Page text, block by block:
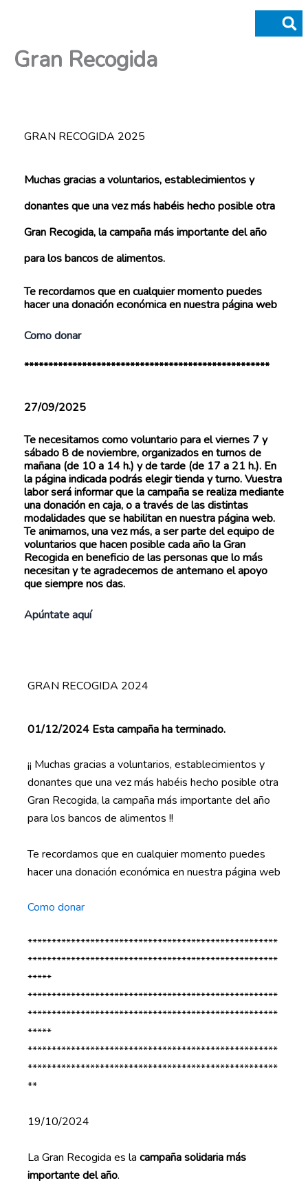
Gran Recogida
GRAN RECOGIDA 2025
Muchas gracias a voluntarios, establecimientos y
donantes que una vez más habéis hecho posible otra
Gran Recogida, la campaña más importante del año
para los bancos de alimentos.
Te recordamos que en cualquier momento puedes
hacer una donación económica en nuestra página web
Como donar
***************************************************
27/09/2025
Te necesitamos como voluntario para el viernes 7 y
sábado 8 de noviembre, organizados en turnos de
mañana (de 10 a 14 h.) y de tarde (de 17 a 21 h.). En
la página indicada podrás elegir tienda y turno. Vuestra
labor será informar que la campaña se realiza mediante
una donación en caja, o a través de las distintas
modalidades que se habilitan en nuestra página web.
Te animamos, una vez más, a ser parte del equipo de
voluntarios que hacen posible cada año la Gran
Recogida en beneficio de las personas que lo más
necesitan y te agradecemos de antemano el apoyo
que siempre nos das.
Apúntate aquí
GRAN RECOGIDA 2024
01/12/2024 Esta campaña ha terminado.
¡¡ Muchas gracias a voluntarios, establecimientos y
donantes que una vez más habéis hecho posible otra
Gran Recogida, la campaña más importante del año
para los bancos de alimentos !!
Te recordamos que en cualquier momento puedes
hacer una donación económica en nuestra página web
Como donar
****************************************************
****************************************************
*****
****************************************************
****************************************************
*****
****************************************************
****************************************************
**
19/10/2024
La Gran Recogida es la campaña solidaria más
importante del año.